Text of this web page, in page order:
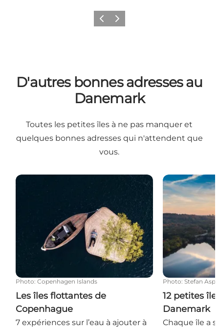
PrécédentSuivant
D'autres bonnes adresses au
Danemark
Toutes les petites îles à ne pas manquer et
quelques bonnes adresses qui n'attendent que
vous.
Les îles flottantes de Copenhague
Photo: Copenhagen Islands
Les îles flottantes de
Copenhague
7 expériences sur l’eau à ajouter à
12 petites îles
Photo: Stefan Asp
12 petites
Danemark
Chaque île a